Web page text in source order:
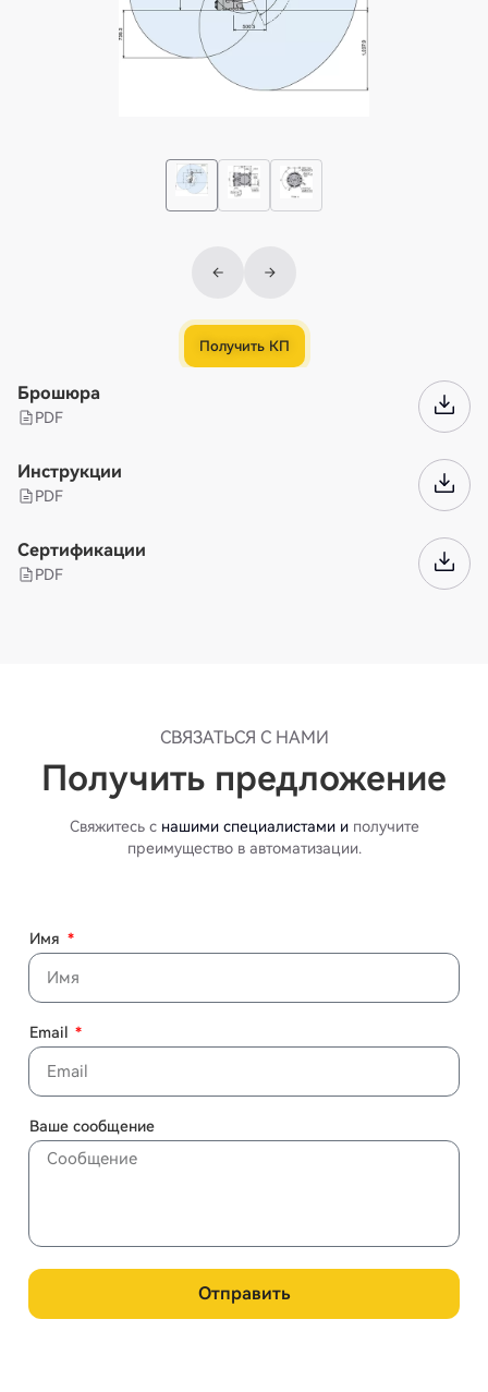
Получить КП
Брошюра
PDF
Инструкции
PDF
Сертификации
PDF
СВЯЗАТЬСЯ С НАМИ
Получить предложение
Свяжитесь с нашими специалистами иполучите
преимущество в автоматизации.
Имя
Email
Ваше сообщение
Отправить